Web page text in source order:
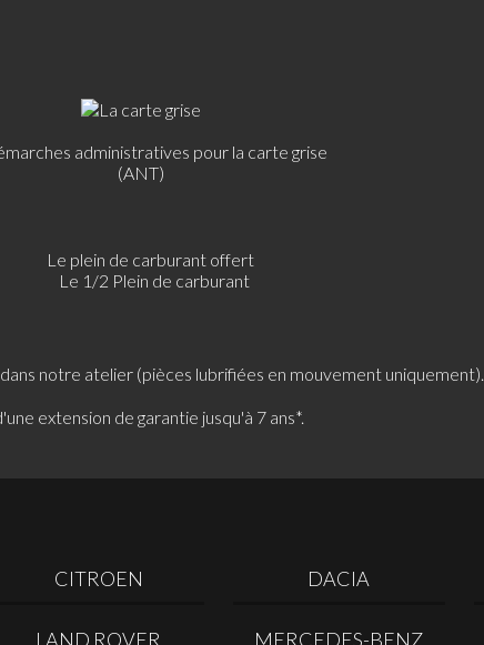
administratives pour la carte grise
(ANT)
Le 1/2 Plein de carburant
notre atelier (pièces lubrifiées en mouvement uniquement).
extension de garantie jusqu'à 7 ans*.
CITROEN DACIA
LAND ROVER MERCEDES-BENZ